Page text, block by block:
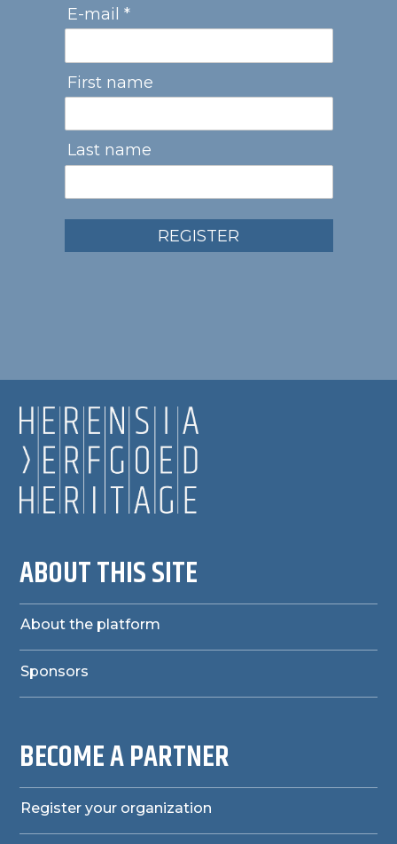
E-mail *
First name
Last name
REGISTER
ABOUT THIS SITE
About the platform
Sponsors
BECOME A PARTNER
Register your organization